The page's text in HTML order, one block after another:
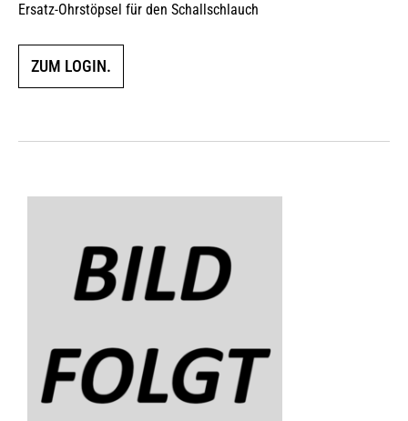
Ersatz-Ohrstöpsel für den Schallschlauch
ZUM LOGIN.